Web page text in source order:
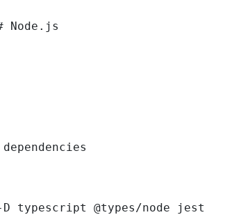
Node.js
typescript @types/node jest